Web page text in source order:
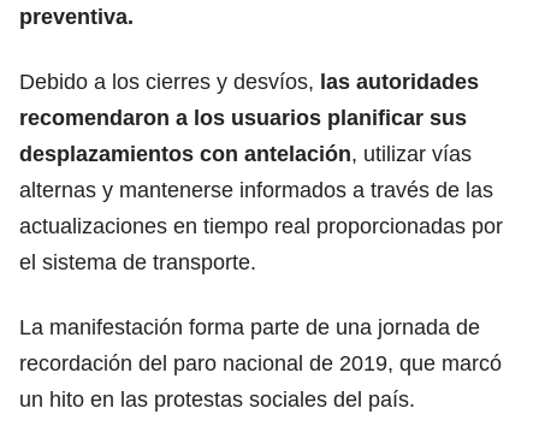
preventiva.
Debido a los cierres y desvíos, las autoridades
recomendaron a los usuarios planificar sus
desplazamientos con antelación, utilizar vías
alternas y mantenerse informados a través de las
actualizaciones en tiempo real proporcionadas por
el sistema de transporte.
La manifestación forma parte de una jornada de
recordación del paro nacional de 2019, que marcó
un hito en las protestas sociales del país.